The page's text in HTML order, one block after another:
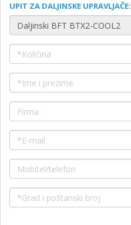
UPIT ZA DALJINSKE UPRAVLJAČE: